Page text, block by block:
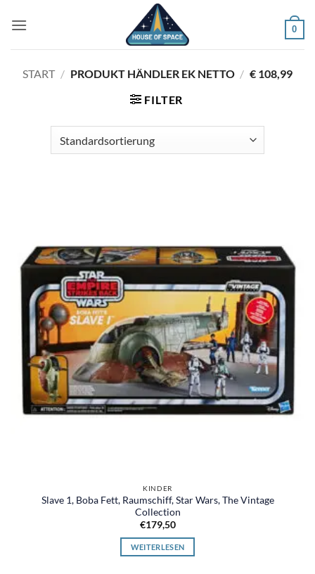
Inhalt
0
START / PRODUKT HÄNDLER EK NETTO / € 108,99
FILTER
KINDER
Slave 1, Boba Fett, Raumschiff, Star Wars, The Vintage
Collection
€179,50
WEITERLESEN